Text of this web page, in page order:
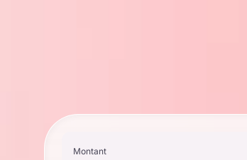
Montant